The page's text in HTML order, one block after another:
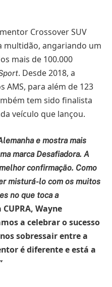
Crossover SUV
multidão, angariando um
mais de 100.000
. Desde 2018, a
AMS, para além de 123
tem sido finalista
veículo que lançou.
e mostra mais
marca Desafiadora. A
confirmação. Como
misturá-lo com os muitos
no que toca a
CUPRA, Wayne
a celebrar o sucesso
sobressair entre a
é diferente e está a